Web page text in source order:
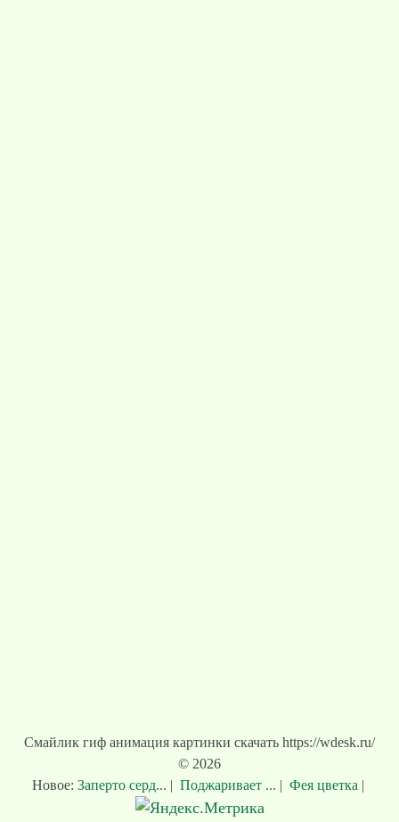
Смайлик гиф анимация картинки скачать https://wdesk.ru/
© 2026
Новое: Заперто серд... | Поджаривает ... | Фея цветка |